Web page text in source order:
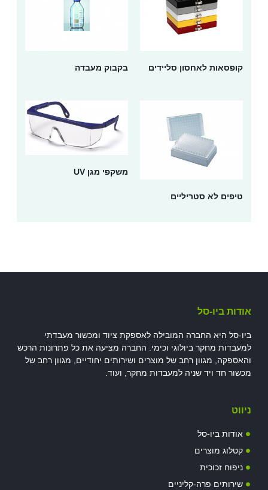
קופסאות לאחסון סליידים בקבוק מעבדה
טיפים לא סטריליים
משקפי מגן UV
אודות ביו-סל
ביו-סל היא החברה המובילה לאספקת ציוד ומכשור מעבדתי
למעבדות מחקר ביולוגי וכימי. החברה מציעה את כל פתרונות הרכש
והאספקה, מגוון רחב של מוצרים ושירותים יחודיים, מגוון רחב של
מכשור חד ויד שניה למעבדות מחקר, ועוד.
ניווט
אודות ביו-סל
קטלוג מוצרים
ניפוח זכוכית
שירותים פרה-קליניים